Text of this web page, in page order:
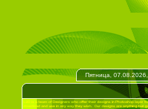
Пятница,